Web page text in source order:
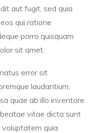
aut fugit, sed quia
qui ratione
porro quisquam
sit amet.
error sit
laudantium,
quae ab illo inventore
vitae dicta sunt
quia